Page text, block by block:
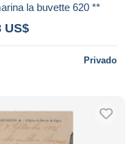
la buvette 620 **
US$
Privado